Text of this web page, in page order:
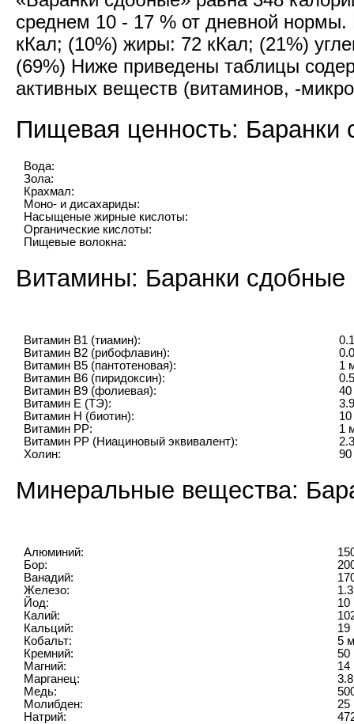
среднем 10 - 17 % от дневной нормы.
кКал; (10%) жиры: 72 кКал; (21%)
(69%) Ниже приведены таблицы
активных веществ (витаминов, -
Пищевая ценность: Баранки
Вода:
Зола:
Крахмал:
Моно- и дисахариды:
Насыщеные жирные кислоты:
Органические кислоты:
Пищевые волокна:
Витамины: Баранки сдобные
Витамин B1 (тиамин):
Витамин B2 (рибофлавин):
Витамин B5 (пантотеновая):
1
Витамин B6 (пиридоксин):
Витамин B9 (фолиевая):
40
Витамин E (ТЭ):
Витамин H (биотин):
10
Витамин PP:
1
Витамин PP (Ниациновый эквивалент):
Холин:
90
Минеральные вещества:
Алюминий:
Бор:
Ванадий:
Железо:
Йод:
10
Калий:
Кальций:
19
Кобальт:
5
Кремний:
50
Магний:
14
Марганец:
Медь:
Молибден:
25
Натрий: